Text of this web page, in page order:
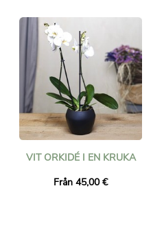
VIT ORKIDÉ I EN KRUKA
Från 45,00 €